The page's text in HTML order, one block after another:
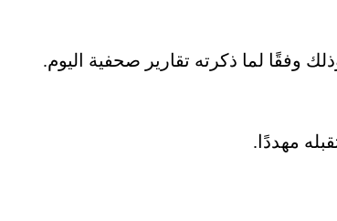
وفقًا لما ذكرته تقارير صحفية اليوم.
مهددًا.